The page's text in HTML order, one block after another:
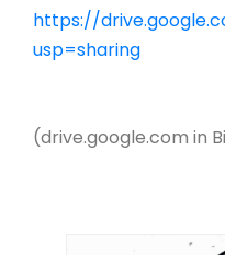
https://
usp=sharing
(drive.google.com in